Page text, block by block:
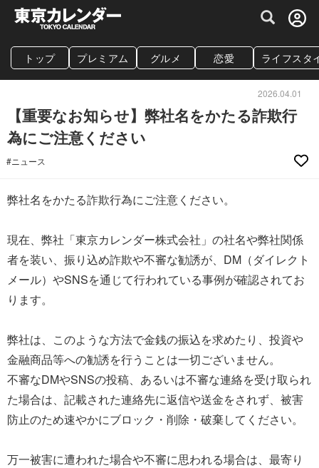
グルメ情報・プレミアムレストラン予約
トップ プレミアム グルメ 恋愛 ライフスタ
2026.04.01
【重要なお知らせ】弊社名をかたる詐欺行
為にご注意ください
#ニュース
弊社名をかたる詐欺行為にご注意ください。
現在、弊社「東京カレンダー株式会社」の社名や弊社関係
者を装い、振り込め詐欺や不審な勧誘が、DM（ダイレクト
メール）やSNSを通じて行われている事例が確認されてお
ります。
弊社は、このような方法で金銭の振込を求めたり、投資や
金融商品等への勧誘を行うことは一切ございません。
不審なDMやSNSの投稿、あるいは不審な連絡を受け取られ
た場合は、記載された連絡先に返信や送金をされず、被害
防止のため速やかにブロック・削除・破棄してください。
万一被害に遭われた場合や不審に思われる場合は、最寄り